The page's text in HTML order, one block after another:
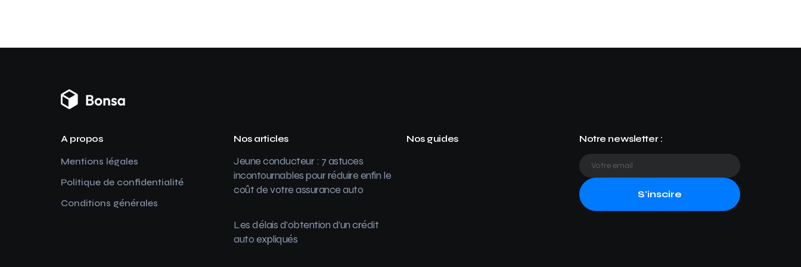
A propos
Mentions légales
Politique de confidentialité
Conditions générales
Nos articles
Jeune conducteur : 7 astuces
incontournables pour réduire enfin le
coût de votre assurance auto
Les délais d’obtention d’un crédit
auto expliqués
Nos guides Notre newsletter :
S'inscire